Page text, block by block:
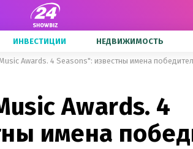
ИНВЕСТИЦИИ НЕДВИЖИМОСТЬ
Awards. 4 Seasons": известны имена
Awards. 4
имена